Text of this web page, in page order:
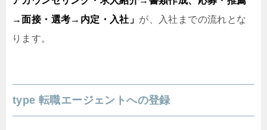
→面接・選考→内定・入社」 が、入社までの流れとな
ります。
type 転職エージェントへの登録